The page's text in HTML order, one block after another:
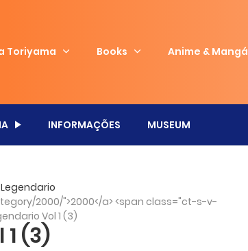
Toriyama Books Anime & Mangá
INFORMAÇÕES MUSEUM
2000/">2000</a> <span class="ct-s-v-
Vol 1 (3)
(3)